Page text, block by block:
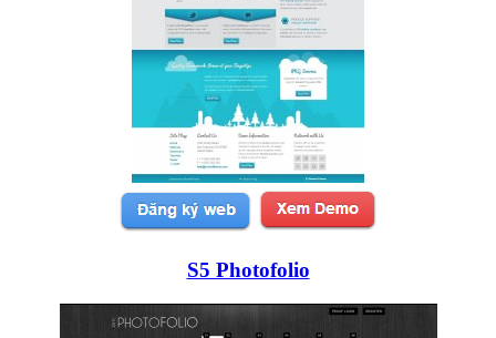
S5 Photofolio